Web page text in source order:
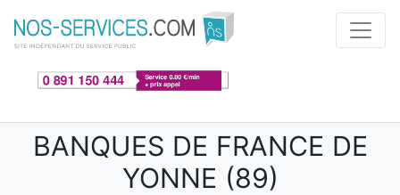
Aller au contenu principal
BANQUES DE FRANCE DE
YONNE (89)